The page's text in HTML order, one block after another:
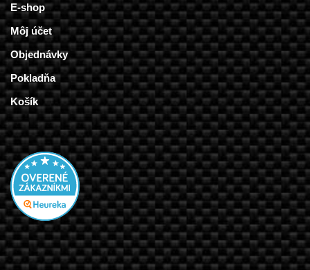
E-shop
Môj účet
Objednávky
Pokladňa
Košík